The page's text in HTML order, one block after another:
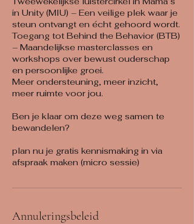
in Unity (MIU) – Een veilige plek waar je
steun ontvangt en écht gehoord wordt.
Toegang tot Behind the Behavior (BTB)
– Maandelijkse masterclasses en
workshops over bewust ouderschap
en persoonlijke groei.
Meer ondersteuning, meer inzicht,
meer ruimte voor jou.
Ben je klaar om deze weg samen te
bewandelen?
plan nu je gratis kennismaking in via
afspraak maken (micro sessie)
Annuleringsbeleid